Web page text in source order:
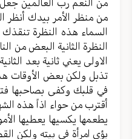
من منظر الأمر بيدك أنظر
السماء هذه النظرة
النظرة الثانیة البعض من
الاولی یعني ثانیة بعد
تذبل ولکن بعض الأوقات
في قلبك وکفی بصاحبها
أقترب من حواء اذاً هذه
یطعمها یکسیها یعطیها
يؤي امرأة في بیته ولکن